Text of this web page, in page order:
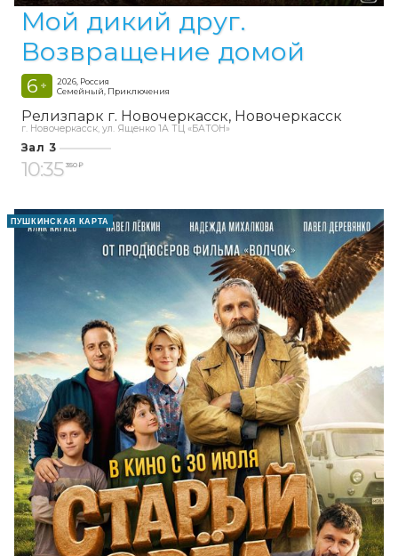
Мой дикий друг.
Возвращение домой
6 +
2026, Россия
Семейный, Приключения
Релизпарк г. Новочеркасск Новочеркасск
г. Новочеркасск, ул. Ященко 1А ТЦ «БАТОН»
Зал 3
10:35 350 ₽
ПУШКИНСКАЯ КАРТА